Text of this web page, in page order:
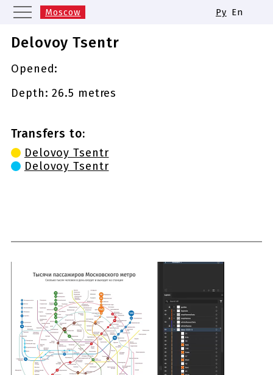
Moscow
Kazan
Nizhny Novgorod
Novosibirsk
Same names of metro stations
Ру En
Delovoy Tsentr
Opened:
Depth: 26.5 metres
Transfers to:
Delovoy Tsentr
Delovoy Tsentr